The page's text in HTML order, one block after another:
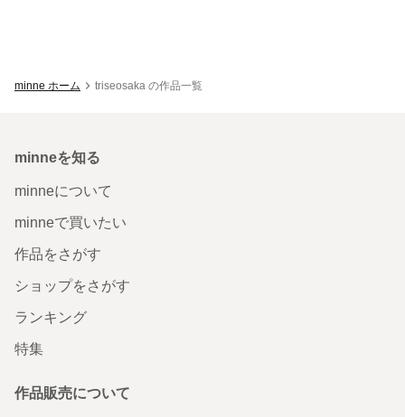
minne ホーム triseosaka の作品一覧
minneを知る
minneについて
minneで買いたい
作品をさがす
ショップをさがす
ランキング
特集
作品販売について